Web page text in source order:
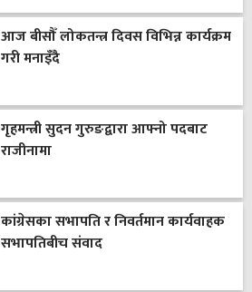
आज बीसौँ लोकतन्त्र दिवस विभिन्न कार्यक्रम
गरी मनाइँदै
गृहमन्त्री सुदन गुरुङद्वारा आफ्नो पदबाट
राजीनामा
कांग्रेसका सभापति र निवर्तमान कार्यवाहक
सभापतिबीच संवाद